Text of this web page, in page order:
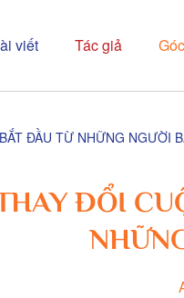
viết Tác giả
ĐẦU TỪ NHỮNG NGƯỜI
ĐỔI